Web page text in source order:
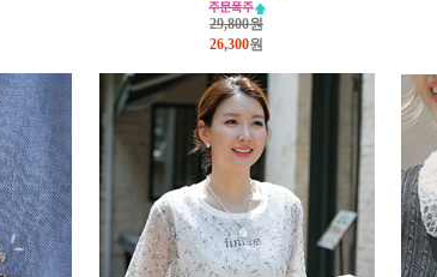
29,800원
26,300원